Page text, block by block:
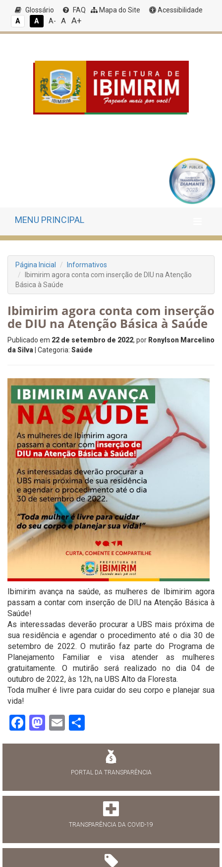
Glossário FAQ Mapa do Site
Acessibilidade
A
A A- A A+
MENU PRINCIPAL
Página Inicial
Informativos
Ibimirim agora conta com inserção de DIU na Atenção
Básica à Saúde
Ibimirim agora conta com inserção
de DIU na Atenção Básica à Saúde
Publicado em 22 de setembro de 2022, por Ronylson Marcelino
da Silva | Categoria: Saúde
Ibimirim avança na saúde, as mulheres de Ibimirim agora
passam a contar com inserção de DIU na Atenção Básica à
Saúde!
As interessadas deverão procurar a UBS mais próxima de
sua residência e agendar o procedimento até o dia 30 de
setembro de 2022. O mutirão faz parte do Programa de
Planejamento Familiar e visa atender as mulheres
gratuitamente. O mutirão será realizado no dia 04 de
outubro de 2022, às 12h, na UBS Alto da Floresta.
Toda mulher é livre para cuidar do seu corpo e planejar sua
vida!
Facebook
Mastodon
Email
PORTAL DA TRANSPARÊNCIA
TRANSPARÊNCIA DA COVID-19